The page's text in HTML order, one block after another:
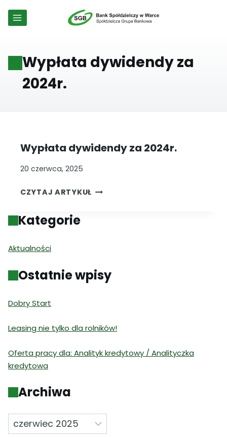
Przejdź
do
Wypłata dywidendy za
2024r.
Wypłata dywidendy za 2024r.
20 czerwca, 2025
CZYTAJ ARTYKUŁ WYPŁATA
Kategorie
Aktualności
Ostatnie wpisy
Dobry Start
Leasing nie tylko dla rolników!
Oferta pracy dla: Analityk kredytowy / Analityczka
kredytowa
Archiwa
Archiwa